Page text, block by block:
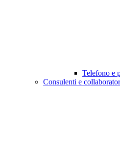
Telefono e
Consulenti e